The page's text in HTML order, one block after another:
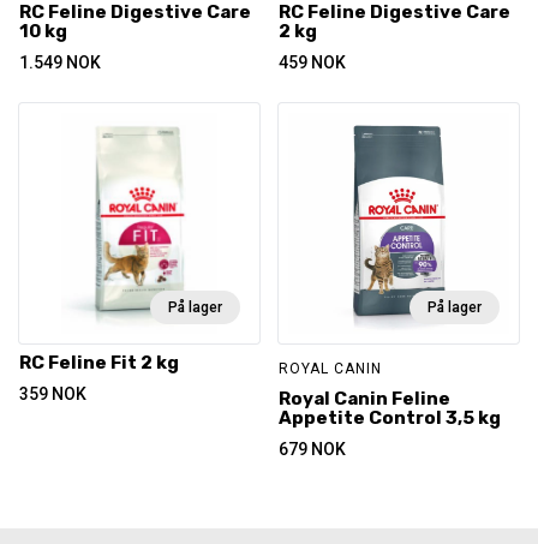
RC Feline Digestive Care
10 kg
1.549 NOK
RC Feline Digestive Care
2 kg
459 NOK
På lager
RC Feline Fit 2 kg
359 NOK
På lager
ROYAL CANIN
Royal Canin Feline
Appetite Control 3,5 kg
679 NOK